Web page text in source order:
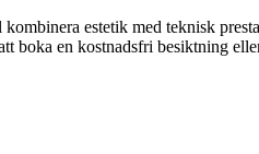
estetik med teknisk
boka en kostnadsfri besiktning